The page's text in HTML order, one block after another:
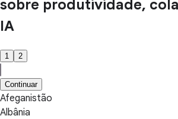
sobre produtividade,
IA
1 2
Continuar
Afeganistão
Albânia